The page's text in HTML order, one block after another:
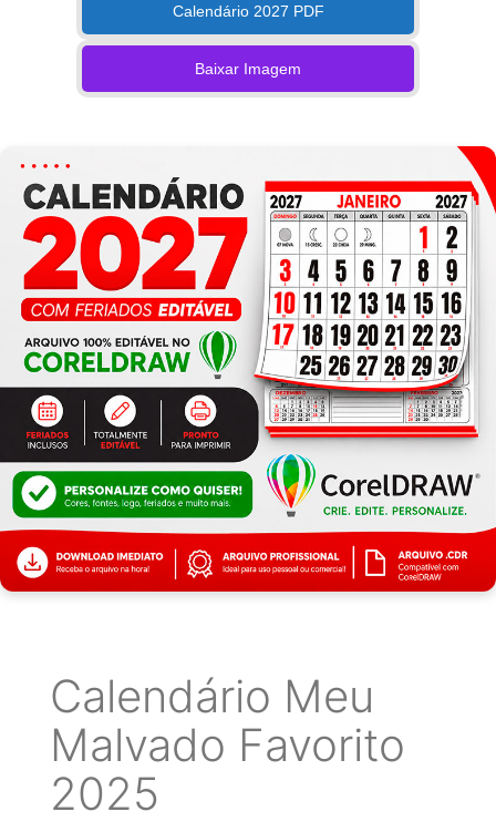
Calendário 2027 PDF
Baixar Imagem
Calendário Meu
Malvado Favorito
2025